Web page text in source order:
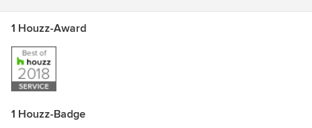
1 Houzz-Award
1 Houzz-Badge